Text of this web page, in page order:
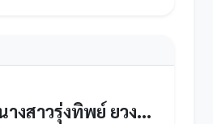
นางสาวรุ่งทิพย์ ยวงลำใย